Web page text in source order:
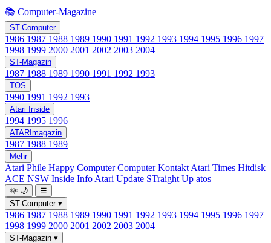
📚 Computer-Magazine
ST-Computer
1986 1987 1988 1989 1990 1991 1992 1993 1994 1995 1996 1997
1998 1999 2000 2001 2002 2003 2004
ST-Magazin
1987 1988 1989 1990 1991 1992 1993
TOS
1990 1991 1992 1993
Atari Inside
1994 1995 1996
ATARImagazin
1987 1988 1989
Mehr
Atari Phile Happy ComputerComputer Kontakt Atari Times Hitdisk
ACE NSW Inside Info Atari Update STraight Up atos
🌞 🌙
☰
ST-Computer ▾
1986 1987 1988 1989 1990 1991 1992 1993 1994 1995 1996 1997
1998 1999 2000 2001 2002 2003 2004
ST-Magazin ▾